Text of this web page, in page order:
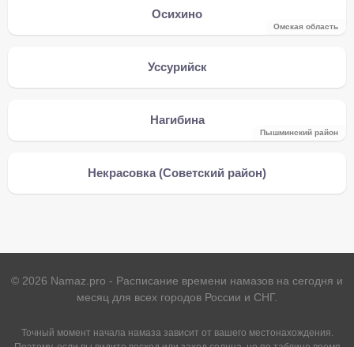
Осихино
Омская область
Уссурийск
Нагибина
Пышминский район
Некрасовка (Советский район)
© 2026 Namaz.pro - Расписание времени намазов на сегодня и
месяц для всех городов России и СНГ.
Точный момент начала намаза зависит от вашего местонахождения.